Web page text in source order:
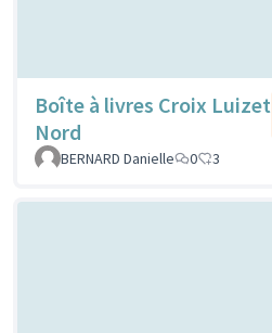
Boîte à livres Croix Luizet
Nord
BERNARD Danielle
0 3